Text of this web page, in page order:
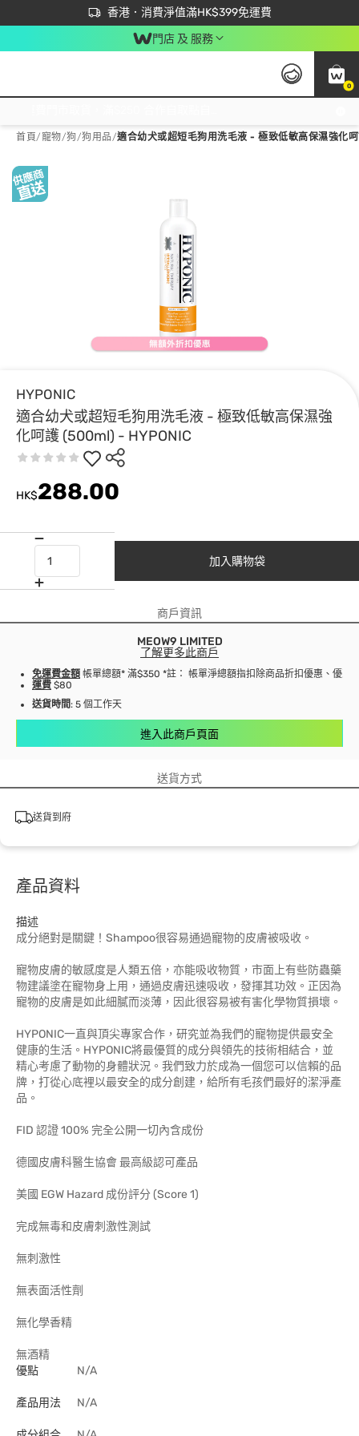
香港．消費淨值滿HK$399免運費
立即成為易賞錢會員盡享獨家優惠
首次APP下單買滿$450 輸入 NEWAPP 即減$50
門店 及 服務
0
首頁/寵物/狗/狗用品/適合幼犬或超短毛狗用洗毛液 - 極致低敏高保濕強化
HYPONIC
適合幼犬或超短毛狗用洗毛液 - 極致低敏高保濕強
化呵護 (500ml) - HYPONIC
HK$288.00
加入購物袋
商戶資訊
MEOW9 LIMITED
了解更多此商戶
免運費金額 帳單總額* 滿$350 *註： 帳單淨總額指扣除商品折扣優惠、優惠
運費 $80
送貨時間: 5 個工作天
進入此商戶頁面
送貨方式
送貨到府
產品資料
描述
成分絕對是關鍵！Shampoo很容易通過寵物的皮膚被吸收。
寵物皮膚的敏感度是人類五倍，亦能吸收物質，市面上有些防蟲藥
物建議塗在寵物身上用，通過皮膚迅速吸收，發揮其功效。正因為
寵物的皮膚是如此細膩而淡薄，因此很容易被有害化學物質損壞。
HYPONIC一直與頂尖專家合作，研究並為我們的寵物提供最安全
健康的生活。HYPONIC將最優質的成分與領先的技術相結合，並
精心考慮了動物的身體狀況。我們致力於成為一個您可以信賴的品
牌，打從心底裡以最安全的成分創建，給所有毛孩們最好的潔淨產
品。
FID 認證 100% 完全公開一切內含成份
德國皮膚科醫生協會 最高級認可產品
美國 EGW Hazard 成份評分 (Score 1)
完成無毒和皮膚刺激性測試
無刺激性
無表面活性劑
無化學香精
無酒精
優點
N/A
產品用法 N/A